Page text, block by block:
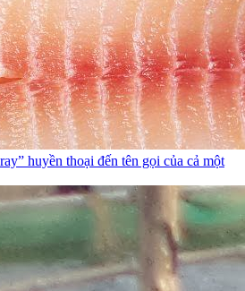
huyền thoại đến tên gọi của cả một